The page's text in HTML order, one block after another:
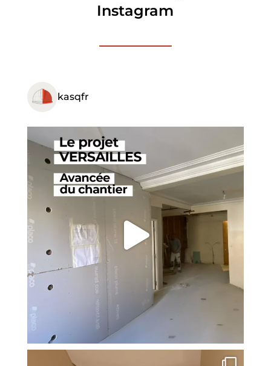
Instagram
kasqfr